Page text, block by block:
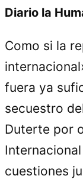
Diario la
Como si la
fuera ya
secuestro
Duterte por
cuestiones